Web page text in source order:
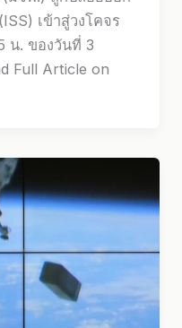
เข้าสู่วงโคจร
น. ของวันที่ 3
Full Article on